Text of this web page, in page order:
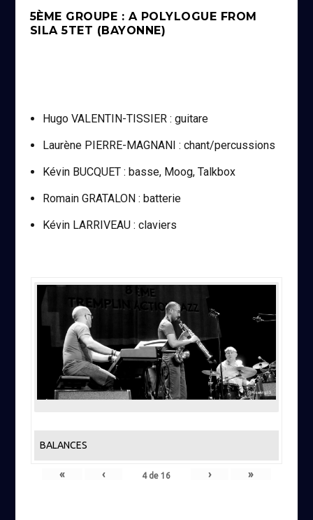
5ÈME GROUPE : A POLYLOGUE FROM
SILA 5TET (BAYONNE)
Hugo VALENTIN-TISSIER : guitare
Laurène PIERRE-MAGNANI : chant/percussions
Kévin BUCQUET : basse, Moog, Talkbox
Romain GRATALON : batterie
Kévin LARRIVEAU : claviers
BALANCES
« ‹ 4de16 › »